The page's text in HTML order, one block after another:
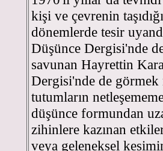
kişi ve çevrenin
dönemlerde tesir
Düşünce Dergisi'nde
savunan Hayrettin
Dergisi'nde de
tutumların
düşünce formundan
zihinlere kazınan
veya geleneksel